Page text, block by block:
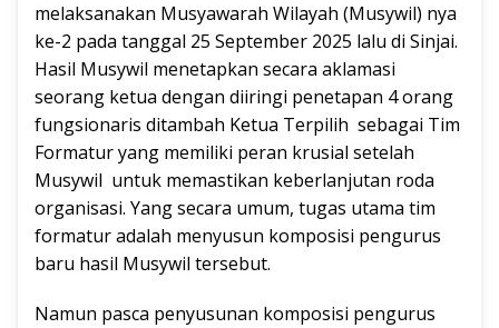
melaksanakan Musyawarah Wilayah (Musywil) nya
ke-2 pada tanggal 25 September 2025 lalu di Sinjai.
Hasil Musywil menetapkan secara aklamasi
seorang ketua dengan diiringi penetapan 4 orang
fungsionaris ditambah Ketua Terpilih sebagai Tim
Formatur yang memiliki peran krusial setelah
Musywil untuk memastikan keberlanjutan roda
organisasi. Yang secara umum, tugas utama tim
formatur adalah menyusun komposisi pengurus
baru hasil Musywil tersebut.
Namun pasca penyusunan komposisi pengurus